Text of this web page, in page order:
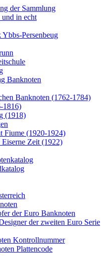
der Sammlung
in echt
Persenbeug
Banknoten
Banknoten (1762-1784)
1816)
(1918)
Fiume (1920-1924)
Zeit (1922)
der Euro Banknoten
der zweiten Euro Serie
Kontrollnummer
Plattencode